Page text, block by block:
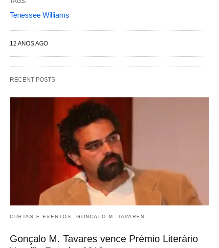
Tenessee Williams
12 ANOS AGO
RECENT POSTS
CURTAS E EVENTOS GONÇALO M. TAVARES
Gonçalo M. Tavares vence Prémio Literário